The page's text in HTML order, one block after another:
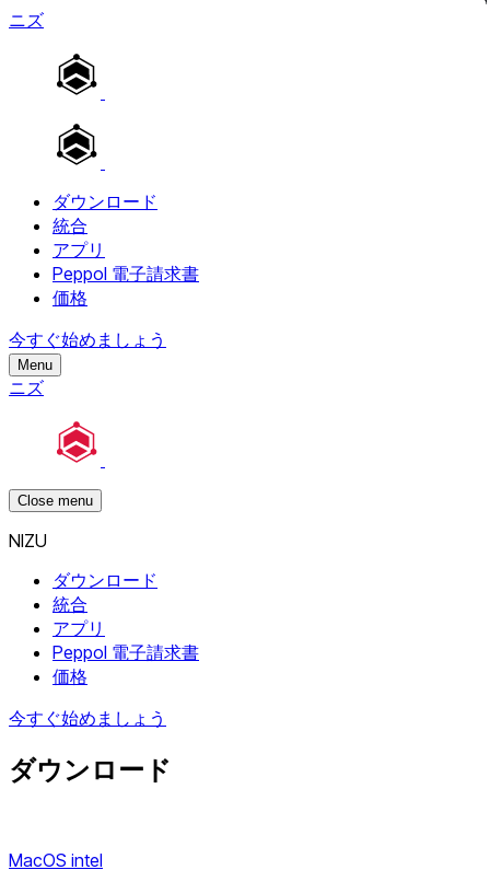
ニズ
ダウンロード
統合
アプリ
Peppol 電子請求書
価格
今すぐ始めましょう
Menu
ニズ
Close menu
NIZU
ダウンロード
統合
アプリ
Peppol 電子請求書
価格
今すぐ始めましょう
ダウンロード
MacOS intel